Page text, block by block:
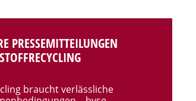
PRESSEMITTEILUNGEN
braucht verlässliche